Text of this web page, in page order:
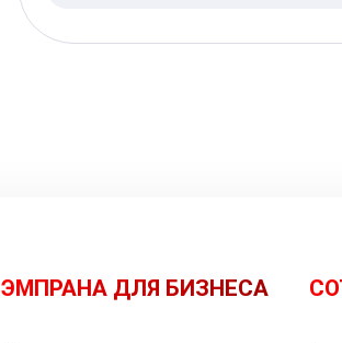
ЭМПРАНА ДЛЯ БИЗНЕСА